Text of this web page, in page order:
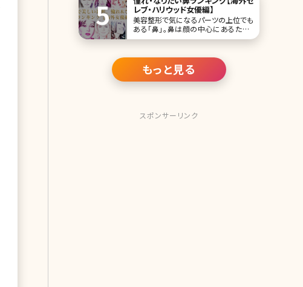
みを感じる存在でもありますよね。 人
間の中には、そんなたぬきに顔立ちが
似ている方がいます。たぬき顏は、たぬ
き自身の特徴で
レブ・ハリウッド女優編】
美容整形で気になるパーツの上位でも
ある「鼻」。鼻は顔の中心にあるため、
顔のイメージを左右する重要なパーツ
鼻を持つ海外のセレブな女優さんをラ
ンキングにしました。 1位グレース・ケリ
ー View this post on Instagra
もっと見る
スポンサーリンク